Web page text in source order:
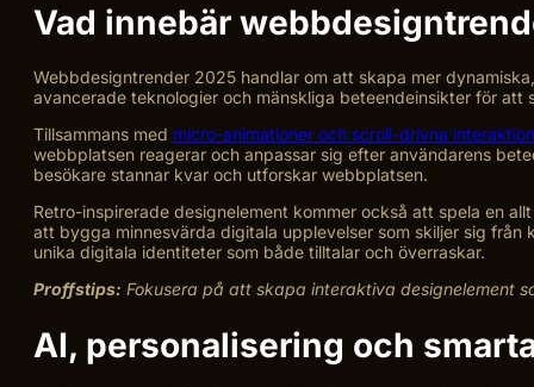
Vad innebär
Webbdesigntrender 2025 handlar om att skapa mer
avancerade teknologier och mänskliga beteendeinsikter för
Tillsammans med micro-animationer och scroll-drivna
webbplatsen reagerar och anpassar sig efter användarens
besökare stannar kvar och utforskar webbplatsen.
Retro-inspirerade designelement kommer också att spela en
att bygga minnesvärda digitala upplevelser som skiljer sig
unika digitala identiteter som både tilltalar och överraskar.
Proffstips: Fokusera på att skapa interaktiva designelement
AI, personalisering och